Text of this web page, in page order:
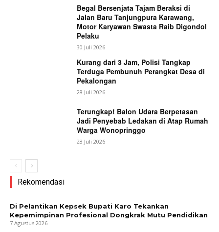
Begal Bersenjata Tajam Beraksi di
Jalan Baru Tanjungpura Karawang,
Motor Karyawan Swasta Raib Digondol
Pelaku
30 Juli 2026
Kurang dari 3 Jam, Polisi Tangkap
Terduga Pembunuh Perangkat Desa di
Pekalongan
28 Juli 2026
Terungkap! Balon Udara Berpetasan
Jadi Penyebab Ledakan di Atap Rumah
Warga Wonopringgo
28 Juli 2026
Rekomendasi
Di Pelantikan Kepsek Bupati Karo Tekankan
Kepemimpinan Profesional Dongkrak Mutu Pendidikan
7 Agustus 2026